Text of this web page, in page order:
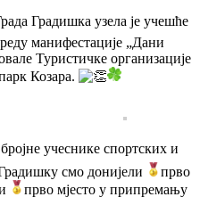
Градишка узела је учешће
манифестације „Дани
Туристичке организације
Козара.
учеснике спортских и
смо донијели
прво
прво мјесто у припремању